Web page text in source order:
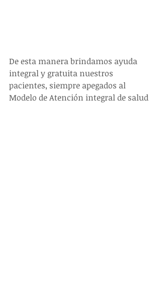
De esta manera brindamos ayuda
integral y gratuita nuestros
pacientes, siempre apegados al
Modelo de Atención integral de salud